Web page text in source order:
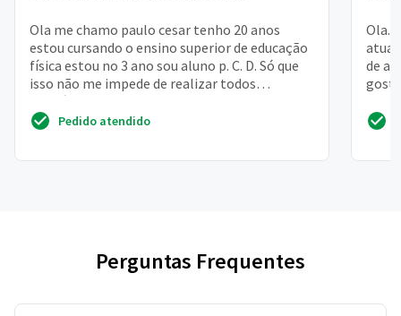
Ola me chamo paulo cesar tenho 20 anos
estou cursando o ensino superior de educação
física estou no 3 ano sou aluno p. C. D. Só que
isso não me impede de realizar todos
exercícios sou tot...
Pedido atendido
Ola.
de
Perguntas Frequentes